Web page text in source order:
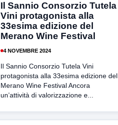
Il Sannio Consorzio Tutela
Vini protagonista alla
33esima edizione del
Merano Wine Festival
4 NOVEMBRE 2024
Il Sannio Consorzio Tutela Vini
protagonista alla 33esima edizione del
Merano Wine Festival Ancora
un’attività di valorizzazione e...